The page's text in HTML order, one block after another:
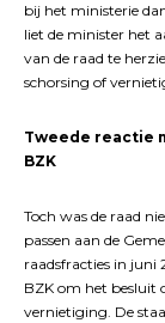
bij het ministerie
liet de minister het
van de raad te
schorsing of
Tweede reactie
BZK
Toch was de raad
passen aan de
raadsfracties in
BZK om het besluit
vernietiging. De